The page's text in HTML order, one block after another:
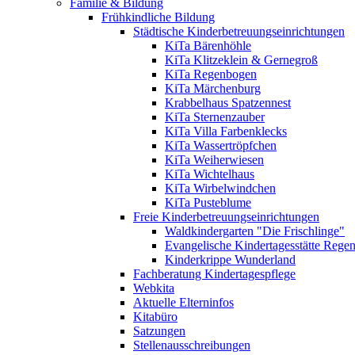
Familie & Bildung
Frühkindliche Bildung
Städtische Kinderbetreuungseinrichtungen
KiTa Bärenhöhle
KiTa Klitzeklein & Gernegroß
KiTa Regenbogen
KiTa Märchenburg
Krabbelhaus Spatzennest
KiTa Sternenzauber
KiTa Villa Farbenklecks
KiTa Wassertröpfchen
KiTa Weiherwiesen
KiTa Wichtelhaus
KiTa Wirbelwindchen
KiTa Pusteblume
Freie Kinderbetreuungseinrichtungen
Waldkindergarten "Die Frischlinge"
Evangelische Kindertagesstätte
Kinderkrippe Wunderland
Fachberatung Kindertagespflege
Webkita
Aktuelle Elterninfos
Kitabüro
Satzungen
Stellenausschreibungen